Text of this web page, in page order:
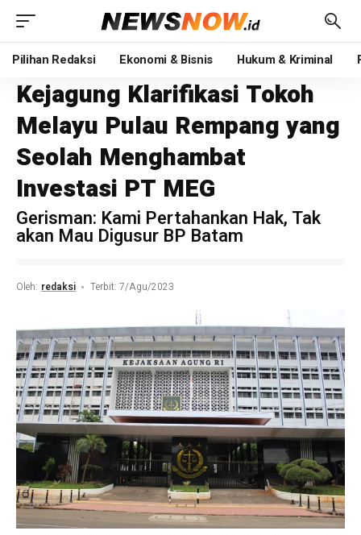
Pilihan Redaksi Ekonomi & Bisnis Hukum & Kriminal
Kejagung Klarifikasi Tokoh
Melayu Pulau Rempang yang
Seolah Menghambat
Investasi PT MEG
Gerisman: Kami Pertahankan Hak, Tak
akan Mau Digusur BP Batam
Oleh: redaksi Terbit: 7/Agu/2023